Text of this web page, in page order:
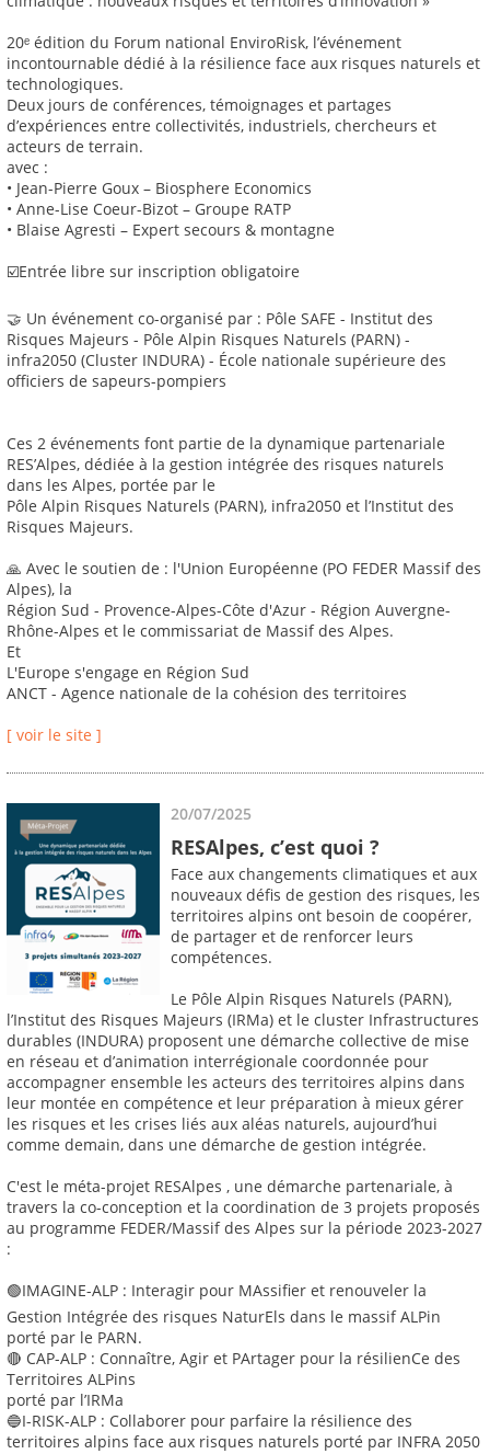
20ᵉ édition du Forum national EnviroRisk, l’événement
incontournable dédié à la résilience face aux risques naturels et
technologiques.
Deux jours de conférences, témoignages et partages
d’expériences entre collectivités, industriels, chercheurs et
acteurs de terrain.
avec :
• Jean-Pierre Goux – Biosphere Economics
• Anne-Lise Coeur-Bizot – Groupe RATP
• Blaise Agresti – Expert secours & montagne
☑️Entrée libre sur inscription obligatoire
🤝 Un événement co-organisé par : Pôle SAFE - Institut des
Risques Majeurs - Pôle Alpin Risques Naturels (PARN) -
infra2050 (Cluster INDURA) - École nationale supérieure des
officiers de sapeurs-pompiers
Ces 2 événements font partie de la dynamique partenariale
RES’Alpes, dédiée à la gestion intégrée des risques naturels
dans les Alpes, portée par le
Pôle Alpin Risques Naturels (PARN), infra2050 et l’Institut des
Risques Majeurs.
🙏 Avec le soutien de : l'Union Européenne (PO FEDER Massif des
Alpes), la
Région Sud - Provence-Alpes-Côte d'Azur - Région Auvergne-
Rhône-Alpes et le commissariat de Massif des Alpes.
Et
L'Europe s'engage en Région Sud
ANCT - Agence nationale de la cohésion des territoires
[ voir le site ]
20/07/2025
RESAlpes, c’est quoi ?
Face aux changements climatiques et aux
nouveaux défis de gestion des risques, les
territoires alpins ont besoin de coopérer,
de partager et de renforcer leurs
compétences.
Le Pôle Alpin Risques Naturels (PARN),
l’Institut des Risques Majeurs (IRMa) et le cluster Infrastructures
durables (INDURA) proposent une démarche collective de mise
en réseau et d’animation interrégionale coordonnée pour
accompagner ensemble les acteurs des territoires alpins dans
leur montée en compétence et leur préparation à mieux gérer
les risques et les crises liés aux aléas naturels, aujourd’hui
comme demain, dans une démarche de gestion intégrée.
C'est le méta-projet RESAlpes , une démarche partenariale, à
travers la co-conception et la coordination de 3 projets proposés
au programme FEDER/Massif des Alpes sur la période 2023-2027
:
🟢IMAGINE-ALP : Interagir pour MAssifier et renouveler la
Gestion Intégrée des risques NaturEls dans le massif ALPin
porté par le PARN.
🔴 CAP-ALP : Connaître, Agir et PArtager pour la résilienCe des
Territoires ALPins
porté par l’IRMa
🔵I-RISK-ALP : Collaborer pour parfaire la résilience des
territoires alpins face aux risques naturels porté par INFRA 2050